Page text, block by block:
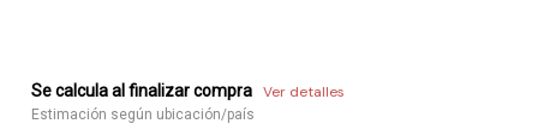
Se calcula al finalizar compra Ver detalles
Estimación según ubicación/país